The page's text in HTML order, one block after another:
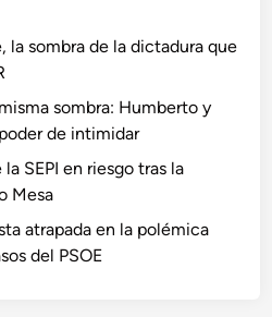
la sombra de la dictadura que
sombra: Humberto y
de intimidar
SEPI en riesgo tras la
Mesa
atrapada en la polémica
del PSOE